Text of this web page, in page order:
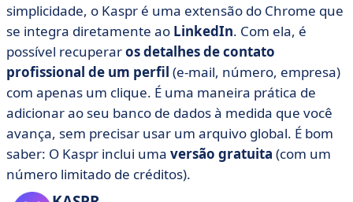
simplicidade, o Kaspr é uma extensão do Chrome que
se integra diretamente ao LinkedIn. Com ela, é
possível recuperaros detalhes de contato
profissional de um perfil (e-mail, número, empresa)
com apenas um clique. É uma maneira prática de
adicionar ao seu banco de dados à medida que você
avança, sem precisar usar um arquivo global. É bom
saber: O Kaspr inclui uma versão gratuita (com um
número limitado de créditos).